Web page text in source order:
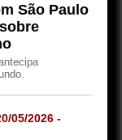
São Paulo
05/2026 -